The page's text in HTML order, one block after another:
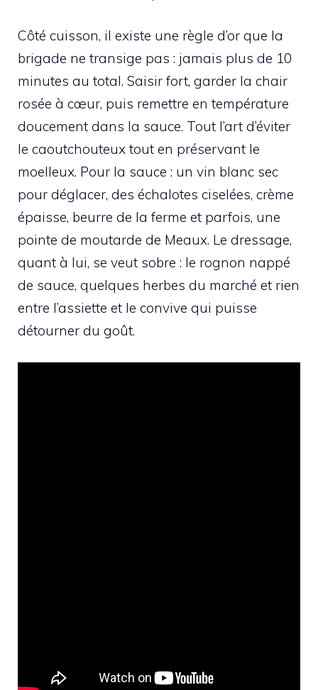
Côté cuisson, il existe une règle d’or que la
brigade ne transige pas : jamais plus de 10
minutes au total. Saisir fort, garder la chair
rosée à cœur, puis remettre en température
doucement dans la sauce. Tout l’art d’éviter
le caoutchouteux tout en préservant le
moelleux. Pour la sauce : un vin blanc sec
pour déglacer, des échalotes ciselées, crème
épaisse, beurre de la ferme et parfois, une
pointe de moutarde de Meaux. Le dressage,
quant à lui, se veut sobre : le rognon nappé
de sauce, quelques herbes du marché et rien
entre l’assiette et le convive qui puisse
détourner du goût.